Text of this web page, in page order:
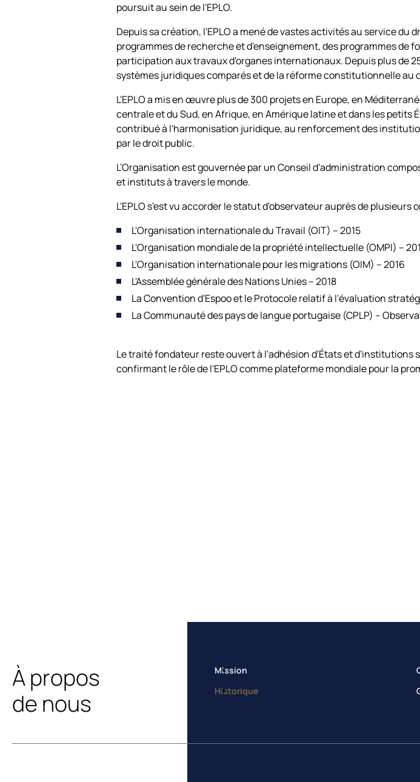
poursuit au sein de l'EPLO.
Depuis sa création, l'EPLO a mené de vastes activités au service
programmes de recherche et d'enseignement, des programmes de
participation aux travaux d'organes internationaux. Depuis plus de
systèmes juridiques comparés et de la réforme constitutionnelle
L'EPLO a mis en œuvre plus de 300 projets en Europe, en
centrale et du Sud, en Afrique, en Amérique latine et dans les petits
contribué à l'harmonisation juridique, au renforcement des
par le droit public.
L'Organisation est gouvernée par un Conseil d'administration
et instituts à travers le monde.
L'EPLO s'est vu accorder le statut d'observateur auprès de
L'Organisation internationale du Travail (OIT) – 2015
L'Organisation mondiale de la propriété intellectuelle (OMPI) –
L'Organisation internationale pour les migrations (OIM) – 2016
L'Assemblée générale des Nations Unies – 2018
La Convention d'Espoo et le Protocole relatif à l'évaluation
La Communauté des pays de langue portugaise (CPLP) –
Le traité fondateur reste ouvert à l'adhésion d'États et
confirmant le rôle de l'EPLO comme plateforme mondiale pour la
À propos
de nous
Mission
Historique